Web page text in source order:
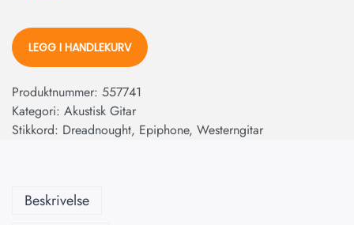
LEGG I HANDLEKURV
Produktnummer: 557741
Kategori: Akustisk Gitar
Stikkord: Dreadnought, Epiphone, Westerngitar
Beskrivelse